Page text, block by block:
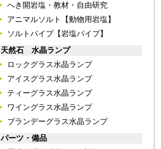
へき開岩塩・教材・自由研究
アニマルソルト【動物用岩塩】
ソルトパイプ【岩塩パイプ】
天然石 水晶ランプ
ロックグラス水晶ランプ
アイスグラス水晶ランプ
ティーグラス水晶ランプ
ワイングラス水晶ランプ
ブランデーグラス水晶ランプ
パーツ・備品